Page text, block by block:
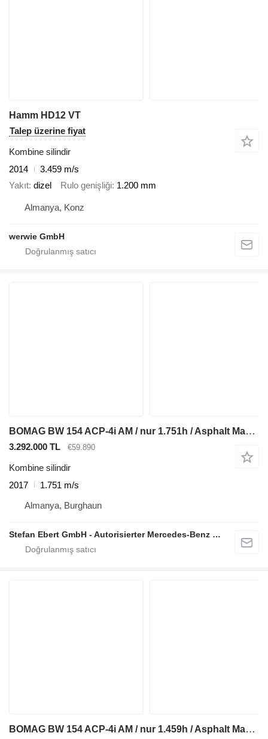
Hamm HD12 VT
Talep üzerine fiyat
Kombine silindir
2014
3.459 m/s
Yakıt dizel Rulo genişliği 1.200 mm
Almanya, Konz
werwie GmbH
BOMAG BW 154 ACP-4i AM / nur 1.751h / Asphalt Manager
3.292.000 TL €59.890
Kombine silindir
2017
1.751 m/s
Almanya, Burghaun
Stefan Ebert GmbH - Autorisierter Mercedes-Benz Servicepartner
BOMAG BW 154 ACP-4i AM / nur 1.459h / Asphalt Manager